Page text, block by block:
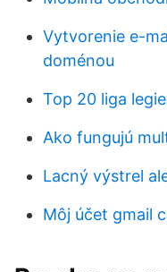
Vytvorenie e-
doménou
Top 20 liga
Ako fungujú
Lacný výstrel
Môj účet gmail